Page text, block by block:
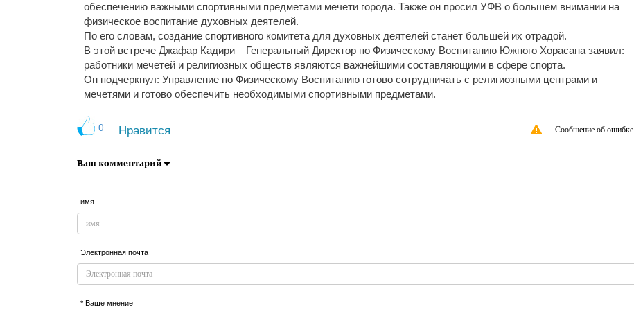
обеспечению важными спортивными предметами мечети города. Также он просил УФВ о большем внимании на
физическое воспитание духовных деятелей.
По его словам, создание спортивного комитета для духовных деятелей станет большей их отрадой.
В этой встрече Джафар Кадири – Генеральный Директор по Физическому Воспитанию Южного Хорасана заявил:
работники мечетей и религиозных обществ являются важнейшими составляющими в сфере спорта.
Он подчеркнул: Управление по Физическому Воспитанию готово сотрудничать с религиозными центрами и
мечетями и готово обеспечить необходимыми спортивными предметами.
0 Нравится Сообщение об ошибке
Ваш комментарий
имя
Электронная почта
* Ваше мнение